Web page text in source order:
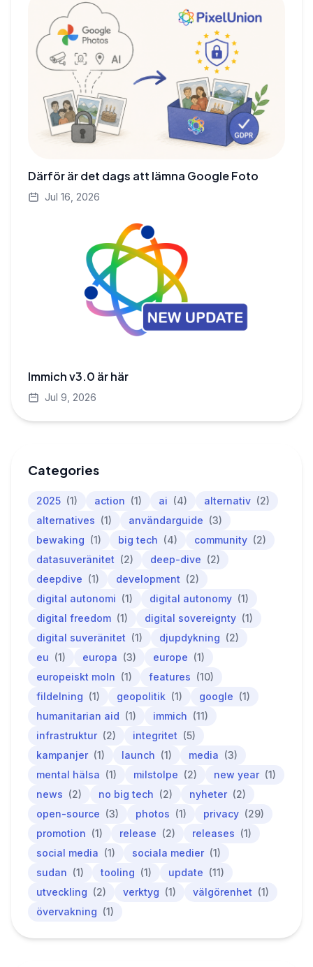
Därför är det dags att lämna Google Foto
Jul 16, 2026
Immich v3.0 är här
Jul 9, 2026
Categories
2025 (1) action (1) ai (4) alternativ (2)
alternatives (1) användarguide (3)
bewaking (1) big tech (4) community (2)
datasuveränitet (2) deep-dive (2)
deepdive (1) development (2)
digital autonomi (1) digital autonomy (1)
digital freedom (1) digital sovereignty (1)
digital suveränitet (1) djupdykning (2)
eu (1) europa (3) europe (1)
europeiskt moln (1) features (10)
fildelning (1) geopolitik (1) google (1)
humanitarian aid
(1) immich (11)
infrastruktur (2) integritet (5)
kampanjer (1) launch (1) media (3)
mental hälsa (1) milstolpe (2) new year (1)
news (2) no big tech (2) nyheter (2)
open-source (3) photos (1) privacy (29)
promotion (1) release (2) releases (1)
social media (1) sociala medier (1)
sudan (1) tooling (1) update (11)
utveckling (2) verktyg (1) välgörenhet (1)
övervakning (1)